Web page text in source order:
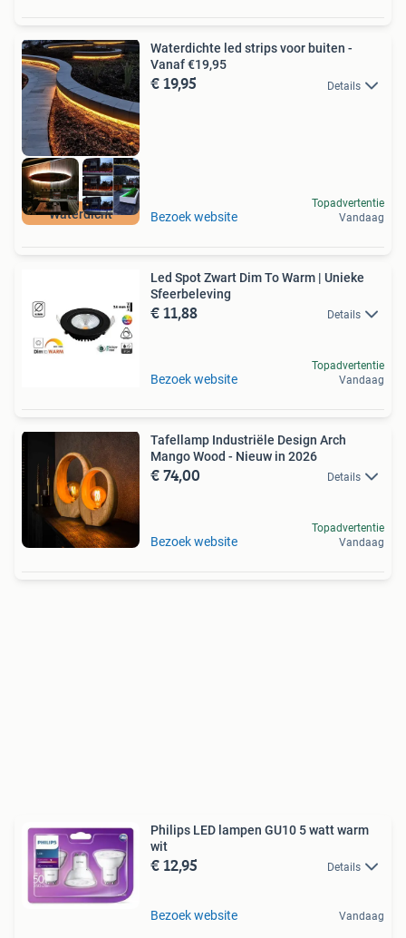
Waterdicht
Waterdichte led strips voor buiten -
Vanaf €19,95
€ 19,95 Details
Bezoek website
Topadvertentie
Vandaag
Led Spot Zwart Dim To Warm | Unieke
Sfeerbeleving
€ 11,88 Details
Bezoek website
Topadvertentie
Vandaag
Tafellamp Industriële Design Arch
Mango Wood - Nieuw in 2026
€ 74,00 Details
Bezoek website
Topadvertentie
Vandaag
Philips LED lampen GU10 5 watt warm
wit
€ 12,95 Details
Bezoek website Vandaag